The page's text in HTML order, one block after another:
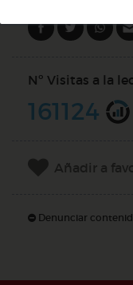
Nº Visitas a la
161124
Añadir a
Denunciar